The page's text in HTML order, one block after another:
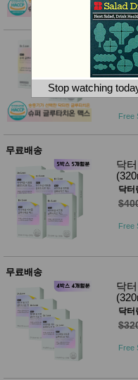
건강식
Diet/여
성용품
스킨케
어
메이크
헤어케
어/염색
바디케
어/향수
남성화
미용제
품
주방가
전
계절/생
활가전
건강가
전
기브랜
드
보관용
기
조리용
품
Stop watching
Free
닥
기
닥터
Free
무료배송
닥
닥터
Free
무료배송
닥
닥터
Free